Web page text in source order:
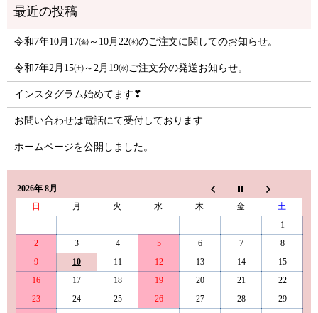
令和7年10月17㈮～10月22㈬のご注文に関してのお知らせ。
令和7年2月15㈯～2月19㈬ご注文分の発送お知らせ。
インスタグラム始めてます❣
お問い合わせは電話にて受付しております
ホームページを公開しました。
2026年 8月
日
月 火 水 木 金
土
1
2
3 4 5 6 7
8
9
10 11 12 13 14
15
16
17 18 19 20 21
22
23
24 25 26 27 28
29